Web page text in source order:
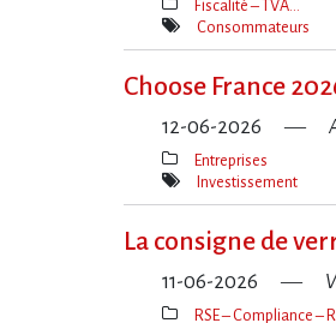
Thèmes(s)
Fiscalité – TVA…
Mot(s)-
Consommateurs
Choose France
12-06-2026
Thèmes(s)
Entreprises
Mot(s)-
Investissement
La consigne de
11-06-2026
RSE – Compliance –